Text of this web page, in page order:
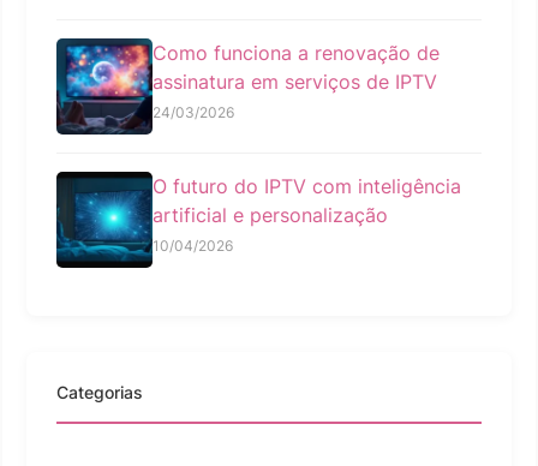
Como funciona a renovação de
assinatura em serviços de IPTV
24/03/2026
O futuro do IPTV com inteligência
artificial e personalização
10/04/2026
Categorias